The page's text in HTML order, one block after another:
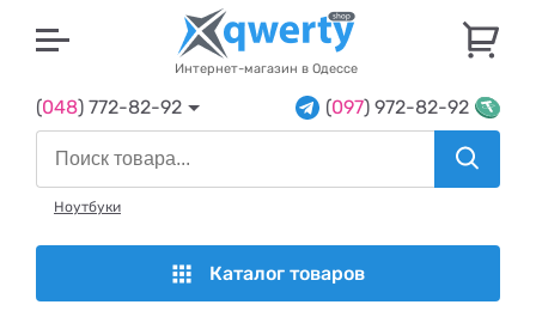
Интернет-магазин в Одессе
(048) 772-82-92 (097) 972-82-92
Ноутбуки
Каталог товаров